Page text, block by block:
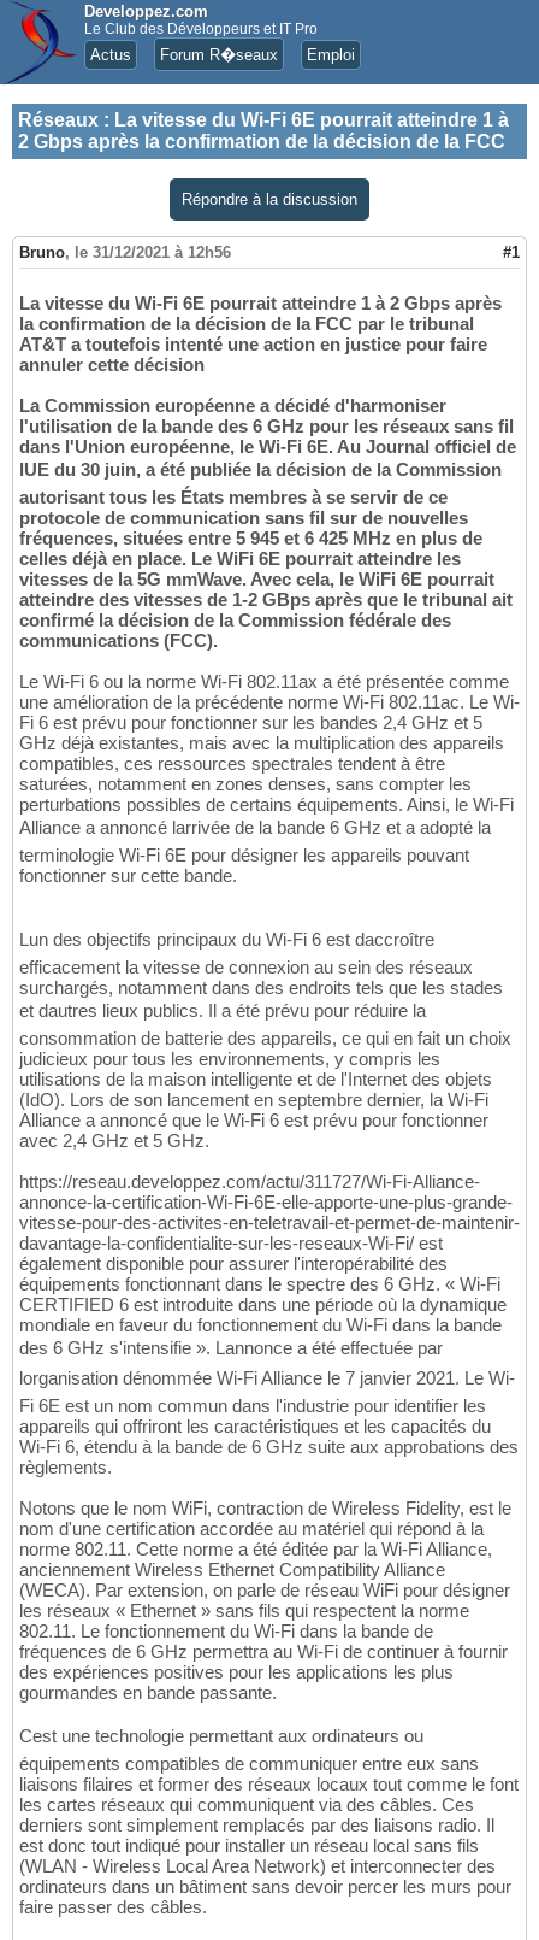
Developpez.com
Le Club des Développeurs et IT Pro
Actus Forum R�seaux Emploi
Réseaux : La vitesse du Wi-Fi 6E pourrait atteindre 1 à
2 Gbps après la confirmation de la décision de la FCC
Répondre à la discussion
Bruno, le 31/12/2021 à 12h56 #1
La vitesse du Wi-Fi 6E pourrait atteindre 1 à 2 Gbps après
la confirmation de la décision de la FCC par le tribunal
AT&T a toutefois intenté une action en justice pour faire
annuler cette décision
La Commission européenne a décidé d'harmoniser
l'utilisation de la bande des 6 GHz pour les réseaux sans fil
dans l'Union européenne, le Wi-Fi 6E. Au Journal officiel de
lUE du 30 juin, a été publiée la décision de la Commission
autorisant tous les États membres à se servir de ce
protocole de communication sans fil sur de nouvelles
fréquences, situées entre 5 945 et 6 425 MHz en plus de
celles déjà en place. Le WiFi 6E pourrait atteindre les
vitesses de la 5G mmWave. Avec cela, le WiFi 6E pourrait
atteindre des vitesses de 1-2 GBps après que le tribunal ait
confirmé la décision de la Commission fédérale des
communications (FCC).
Le Wi-Fi 6 ou la norme Wi-Fi 802.11ax a été présentée comme
une amélioration de la précédente norme Wi-Fi 802.11ac. Le Wi-
Fi 6 est prévu pour fonctionner sur les bandes 2,4 GHz et 5
GHz déjà existantes, mais avec la multiplication des appareils
compatibles, ces ressources spectrales tendent à être
saturées, notamment en zones denses, sans compter les
perturbations possibles de certains équipements. Ainsi, le Wi-Fi
Alliance a annoncé larrivée de la bande 6 GHz et a adopté la
terminologie Wi-Fi 6E pour désigner les appareils pouvant
fonctionner sur cette bande.
Lun des objectifs principaux du Wi-Fi 6 est daccroître
efficacement la vitesse de connexion au sein des réseaux
surchargés, notamment dans des endroits tels que les stades
et dautres lieux publics. Il a été prévu pour réduire la
consommation de batterie des appareils, ce qui en fait un choix
judicieux pour tous les environnements, y compris les
utilisations de la maison intelligente et de l'Internet des objets
(IdO). Lors de son lancement en septembre dernier, la Wi-Fi
Alliance a annoncé que le Wi-Fi 6 est prévu pour fonctionner
avec 2,4 GHz et 5 GHz.
https://reseau.developpez.com/actu/311727/Wi-Fi-Alliance-
annonce-la-certification-Wi-Fi-6E-elle-apporte-une-plus-grande-
vitesse-pour-des-activites-en-teletravail-et-permet-de-maintenir-
davantage-la-confidentialite-sur-les-reseaux-Wi-Fi/ est
également disponible pour assurer l'interopérabilité des
équipements fonctionnant dans le spectre des 6 GHz. « Wi-Fi
CERTIFIED 6 est introduite dans une période où la dynamique
mondiale en faveur du fonctionnement du Wi-Fi dans la bande
des 6 GHz s'intensifie ». Lannonce a été effectuée par
lorganisation dénommée Wi-Fi Alliance le 7 janvier 2021. Le Wi-
Fi 6E est un nom commun dans l'industrie pour identifier les
appareils qui offriront les caractéristiques et les capacités du
Wi-Fi 6, étendu à la bande de 6 GHz suite aux approbations des
règlements.
Notons que le nom WiFi, contraction de Wireless Fidelity, est le
nom d'une certification accordée au matériel qui répond à la
norme 802.11. Cette norme a été éditée par la Wi-Fi Alliance,
anciennement Wireless Ethernet Compatibility Alliance
(WECA). Par extension, on parle de réseau WiFi pour désigner
les réseaux « Ethernet » sans fils qui respectent la norme
802.11. Le fonctionnement du Wi-Fi dans la bande de
fréquences de 6 GHz permettra au Wi-Fi de continuer à fournir
des expériences positives pour les applications les plus
gourmandes en bande passante.
Cest une technologie permettant aux ordinateurs ou
équipements compatibles de communiquer entre eux sans
liaisons filaires et former des réseaux locaux tout comme le font
les cartes réseaux qui communiquent via des câbles. Ces
derniers sont simplement remplacés par des liaisons radio. Il
est donc tout indiqué pour installer un réseau local sans fils
(WLAN - Wireless Local Area Network) et interconnecter des
ordinateurs dans un bâtiment sans devoir percer les murs pour
faire passer des câbles.